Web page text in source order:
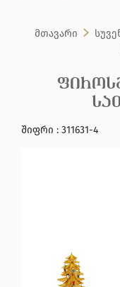
მთავარი
შიფრი : 311631-4